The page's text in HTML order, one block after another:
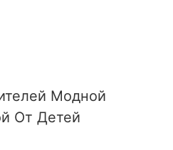
Модной
От Детей